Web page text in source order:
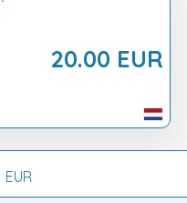
20.00 EUR
EUR